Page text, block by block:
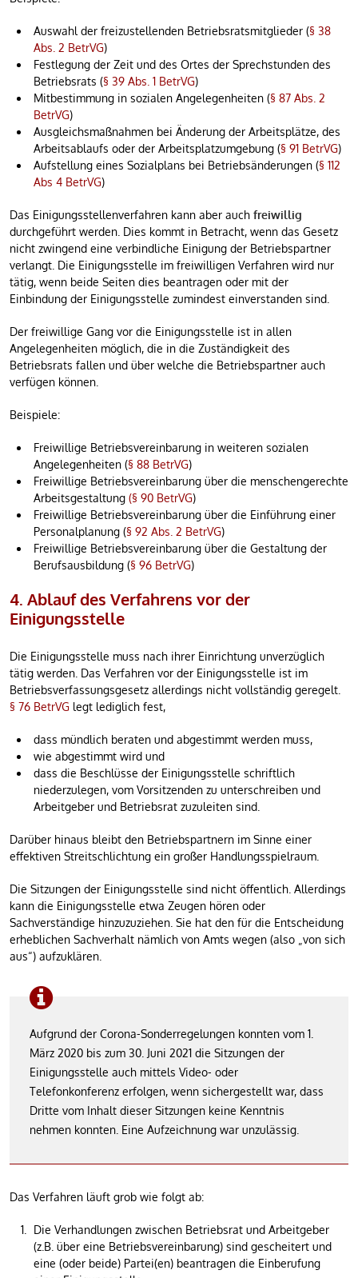
Auswahl der freizustellenden Betriebsratsmitglieder (§ 38
Abs. 2 BetrVG)
Festlegung der Zeit und des Ortes der Sprechstunden des
Betriebsrats (§ 39 Abs. 1 BetrVG)
Mitbestimmung in sozialen Angelegenheiten (§ 87 Abs. 2
BetrVG)
Ausgleichsmaßnahmen bei Änderung der Arbeitsplätze, des
Arbeitsablaufs oder der Arbeitsplatzumgebung (§ 91 BetrVG)
Aufstellung eines Sozialplans bei Betriebsänderungen (§ 112
Abs 4 BetrVG)
Das Einigungsstellenverfahren kann aber auch freiwillig
durchgeführt werden. Dies kommt in Betracht, wenn das Gesetz
nicht zwingend eine verbindliche Einigung der Betriebspartner
verlangt. Die Einigungsstelle im freiwilligen Verfahren wird nur
tätig, wenn beide Seiten dies beantragen oder mit der
Einbindung der Einigungsstelle zumindest einverstanden sind.
Der freiwillige Gang vor die Einigungsstelle ist in allen
Angelegenheiten möglich, die in die Zuständigkeit des
Betriebsrats fallen und über welche die Betriebspartner auch
verfügen können.
Beispiele:
Freiwillige Betriebsvereinbarung in weiteren sozialen
Angelegenheiten (§ 88 BetrVG)
Freiwillige Betriebsvereinbarung über die menschengerechte
Arbeitsgestaltung (§ 90 BetrVG)
Freiwillige Betriebsvereinbarung über die Einführung einer
Personalplanung (§ 92 Abs. 2 BetrVG)
Freiwillige Betriebsvereinbarung über die Gestaltung der
Berufsausbildung (§ 96 BetrVG)
4. Ablauf des Verfahrens vor der
Einigungsstelle
Die Einigungsstelle muss nach ihrer Einrichtung unverzüglich
tätig werden. Das Verfahren vor der Einigungsstelle ist im
Betriebsverfassungsgesetz allerdings nicht vollständig geregelt.
§ 76 BetrVG legt lediglich fest,
dass mündlich beraten und abgestimmt werden muss,
wie abgestimmt wird und
dass die Beschlüsse der Einigungsstelle schriftlich
niederzulegen, vom Vorsitzenden zu unterschreiben und
Arbeitgeber und Betriebsrat zuzuleiten sind.
Darüber hinaus bleibt den Betriebspartnern im Sinne einer
effektiven Streitschlichtung ein großer Handlungsspielraum.
Die Sitzungen der Einigungsstelle sind nicht öffentlich. Allerdings
kann die Einigungsstelle etwa Zeugen hören oder
Sachverständige hinzuzuziehen. Sie hat den für die Entscheidung
erheblichen Sachverhalt nämlich von Amts wegen (also „von sich
aus“) aufzuklären.
Aufgrund der Corona-Sonderregelungen konnten vom 1.
März 2020 bis zum 30. Juni 2021 die Sitzungen der
Einigungsstelle auch mittels Video- oder
Telefonkonferenz erfolgen, wenn sichergestellt war, dass
Dritte vom Inhalt dieser Sitzungen keine Kenntnis
nehmen konnten. Eine Aufzeichnung war unzulässig.
Das Verfahren läuft grob wie folgt ab:
Die Verhandlungen zwischen Betriebsrat und Arbeitgeber
(z.B. über eine Betriebsvereinbarung) sind gescheitert und
eine (oder beide) Partei(en) beantragen die Einberufung